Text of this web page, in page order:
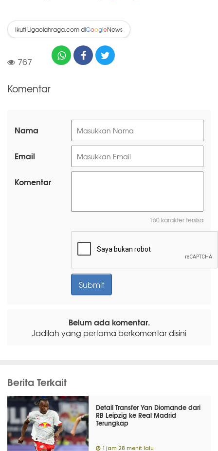
Ikuti Ligaolahraga.com diGoogleNews
767
Komentar
Nama
Email
Komentar
160 karakter tersisa
Belum ada komentar.
Jadilah yang pertama berkomentar disini
Berita Terkait
Detail Transfer Yan Diomande dari
RB Leipzig ke Real Madrid
Terungkap
1 jam 28 menit lalu